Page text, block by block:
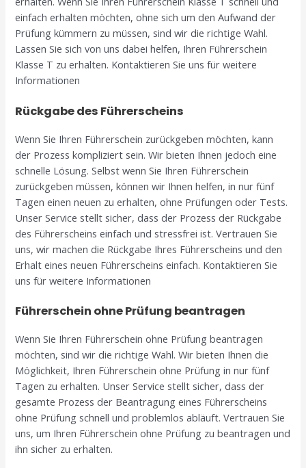
einfach erhalten möchten, ohne sich um den Aufwand der
Prüfung kümmern zu müssen, sind wir die richtige Wahl.
Lassen Sie sich von uns dabei helfen, Ihren Führerschein
Klasse T zu erhalten. Kontaktieren Sie uns für weitere
Informationen
Rückgabe des Führerscheins
Wenn Sie Ihren Führerschein zurückgeben möchten, kann
der Prozess kompliziert sein. Wir bieten Ihnen jedoch eine
schnelle Lösung. Selbst wenn Sie Ihren Führerschein
zurückgeben müssen, können wir Ihnen helfen, in nur fünf
Tagen einen neuen zu erhalten, ohne Prüfungen oder Tests.
Unser Service stellt sicher, dass der Prozess der Rückgabe
des Führerscheins einfach und stressfrei ist. Vertrauen Sie
uns, wir machen die Rückgabe Ihres Führerscheins und den
Erhalt eines neuen Führerscheins einfach. Kontaktieren Sie
uns für weitere Informationen
Führerschein ohne Prüfung beantragen
Wenn Sie Ihren Führerschein ohne Prüfung beantragen
möchten, sind wir die richtige Wahl. Wir bieten Ihnen die
Möglichkeit, Ihren Führerschein ohne Prüfung in nur fünf
Tagen zu erhalten. Unser Service stellt sicher, dass der
gesamte Prozess der Beantragung eines Führerscheins
ohne Prüfung schnell und problemlos abläuft. Vertrauen Sie
uns, um Ihren Führerschein ohne Prüfung zu beantragen und
ihn sicher zu erhalten.